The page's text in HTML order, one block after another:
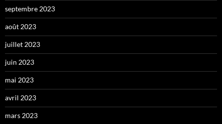
septembre 2023
août 2023
juillet 2023
juin 2023
mai 2023
avril 2023
mars 2023